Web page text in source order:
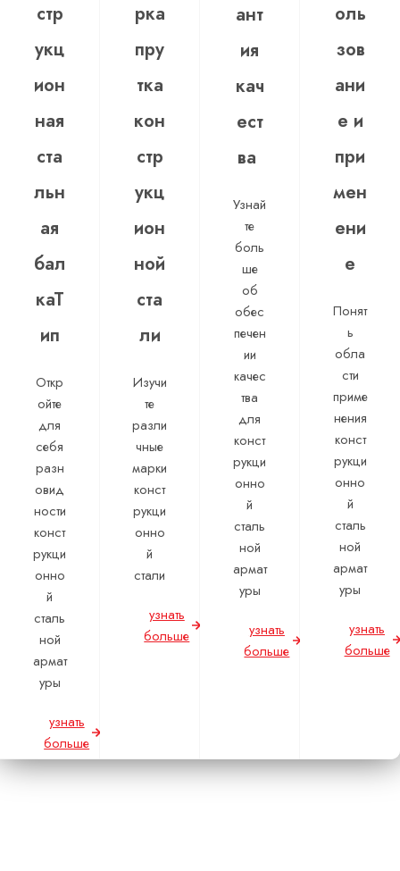
стр
укц
ион
ная
ста
льн
ая
бал
каТ
ип
Откр
ойте
для
себя
разн
овид
ности
конст
рукци
онно
й
сталь
ной
армат
уры
узнать
больше
рка
пру
тка
кон
стр
укц
ион
ной
ста
ли
Изучи
те
разли
чные
марки
конст
рукци
онно
й
стали
узнать
больше
ант
ия
кач
ест
ва
Узнай
те
боль
ше
об
обес
печен
ии
качес
тва
для
конст
рукци
онно
й
сталь
ной
армат
уры
узнать
больше
оль
зов
ани
е и
при
мен
ени
е
Понят
ь
обла
сти
приме
нения
конст
рукци
онно
й
сталь
ной
армат
уры
узнать
больше